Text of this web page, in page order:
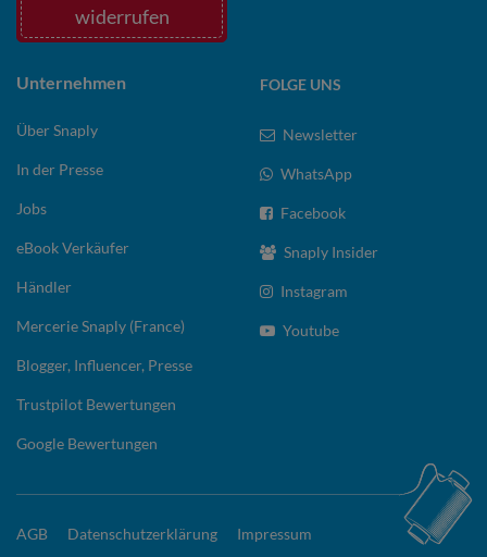
widerrufen
Unternehmen
Über Snaply
In der Presse
Jobs
eBook Verkäufer
Händler
Mercerie Snaply (France)
Blogger, Influencer, Presse
Trustpilot Bewertungen
Google Bewertungen
FOLGE UNS
Newsletter
WhatsApp
Facebook
Snaply Insider
Instagram
Youtube
AGB Datenschutzerklärung Impressum